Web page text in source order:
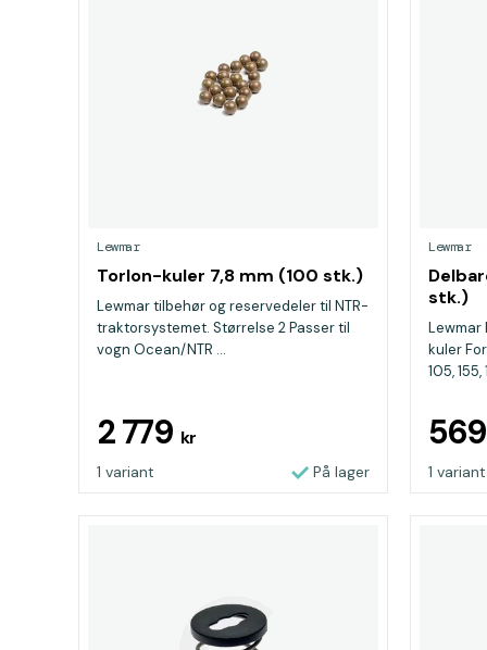
Lewmar
Torlon-kuler 7,8 mm (100 stk.)
Lewmar tilbehør og reservedeler til NTR-
traktorsystemet. Størrelse 2 Passer til
vogn Ocean/NTR ...
2 779 kr
1 variant På lager
Lewmar
stk.)
Lewmar
kuler
105, 155,
1 variant